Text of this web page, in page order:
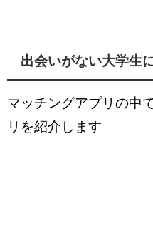
出会いがない大学生
マッチングアプリの中
リを紹介します